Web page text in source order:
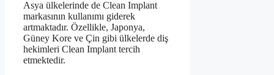
Asya ülkelerinde de Clean Implant
markasının kullanımı giderek
artmaktadır. Özellikle, Japonya,
Güney Kore ve Çin gibi ülkelerde diş
hekimleri Clean Implant tercih
etmektedir.